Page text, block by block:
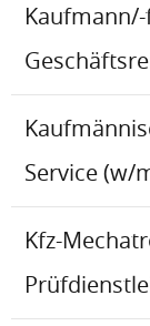
Service (w/
Kfz-